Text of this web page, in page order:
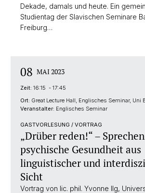
Dekade, damals und heute. Ein
Studientag der Slavischen Seminare
Freiburg…
08 MAI 2023
Zeit: 16:15 - 17:45
Ort: Great Lecture Hall, Englisches Seminar, Uni
Veranstalter: Englisches Seminar
GASTVORLESUNG / VORTRAG
„Drüber reden!“ –
psychische Gesundheit aus
linguistischer und
Sicht
Vortrag von lic. phil. Yvonne Ilg,